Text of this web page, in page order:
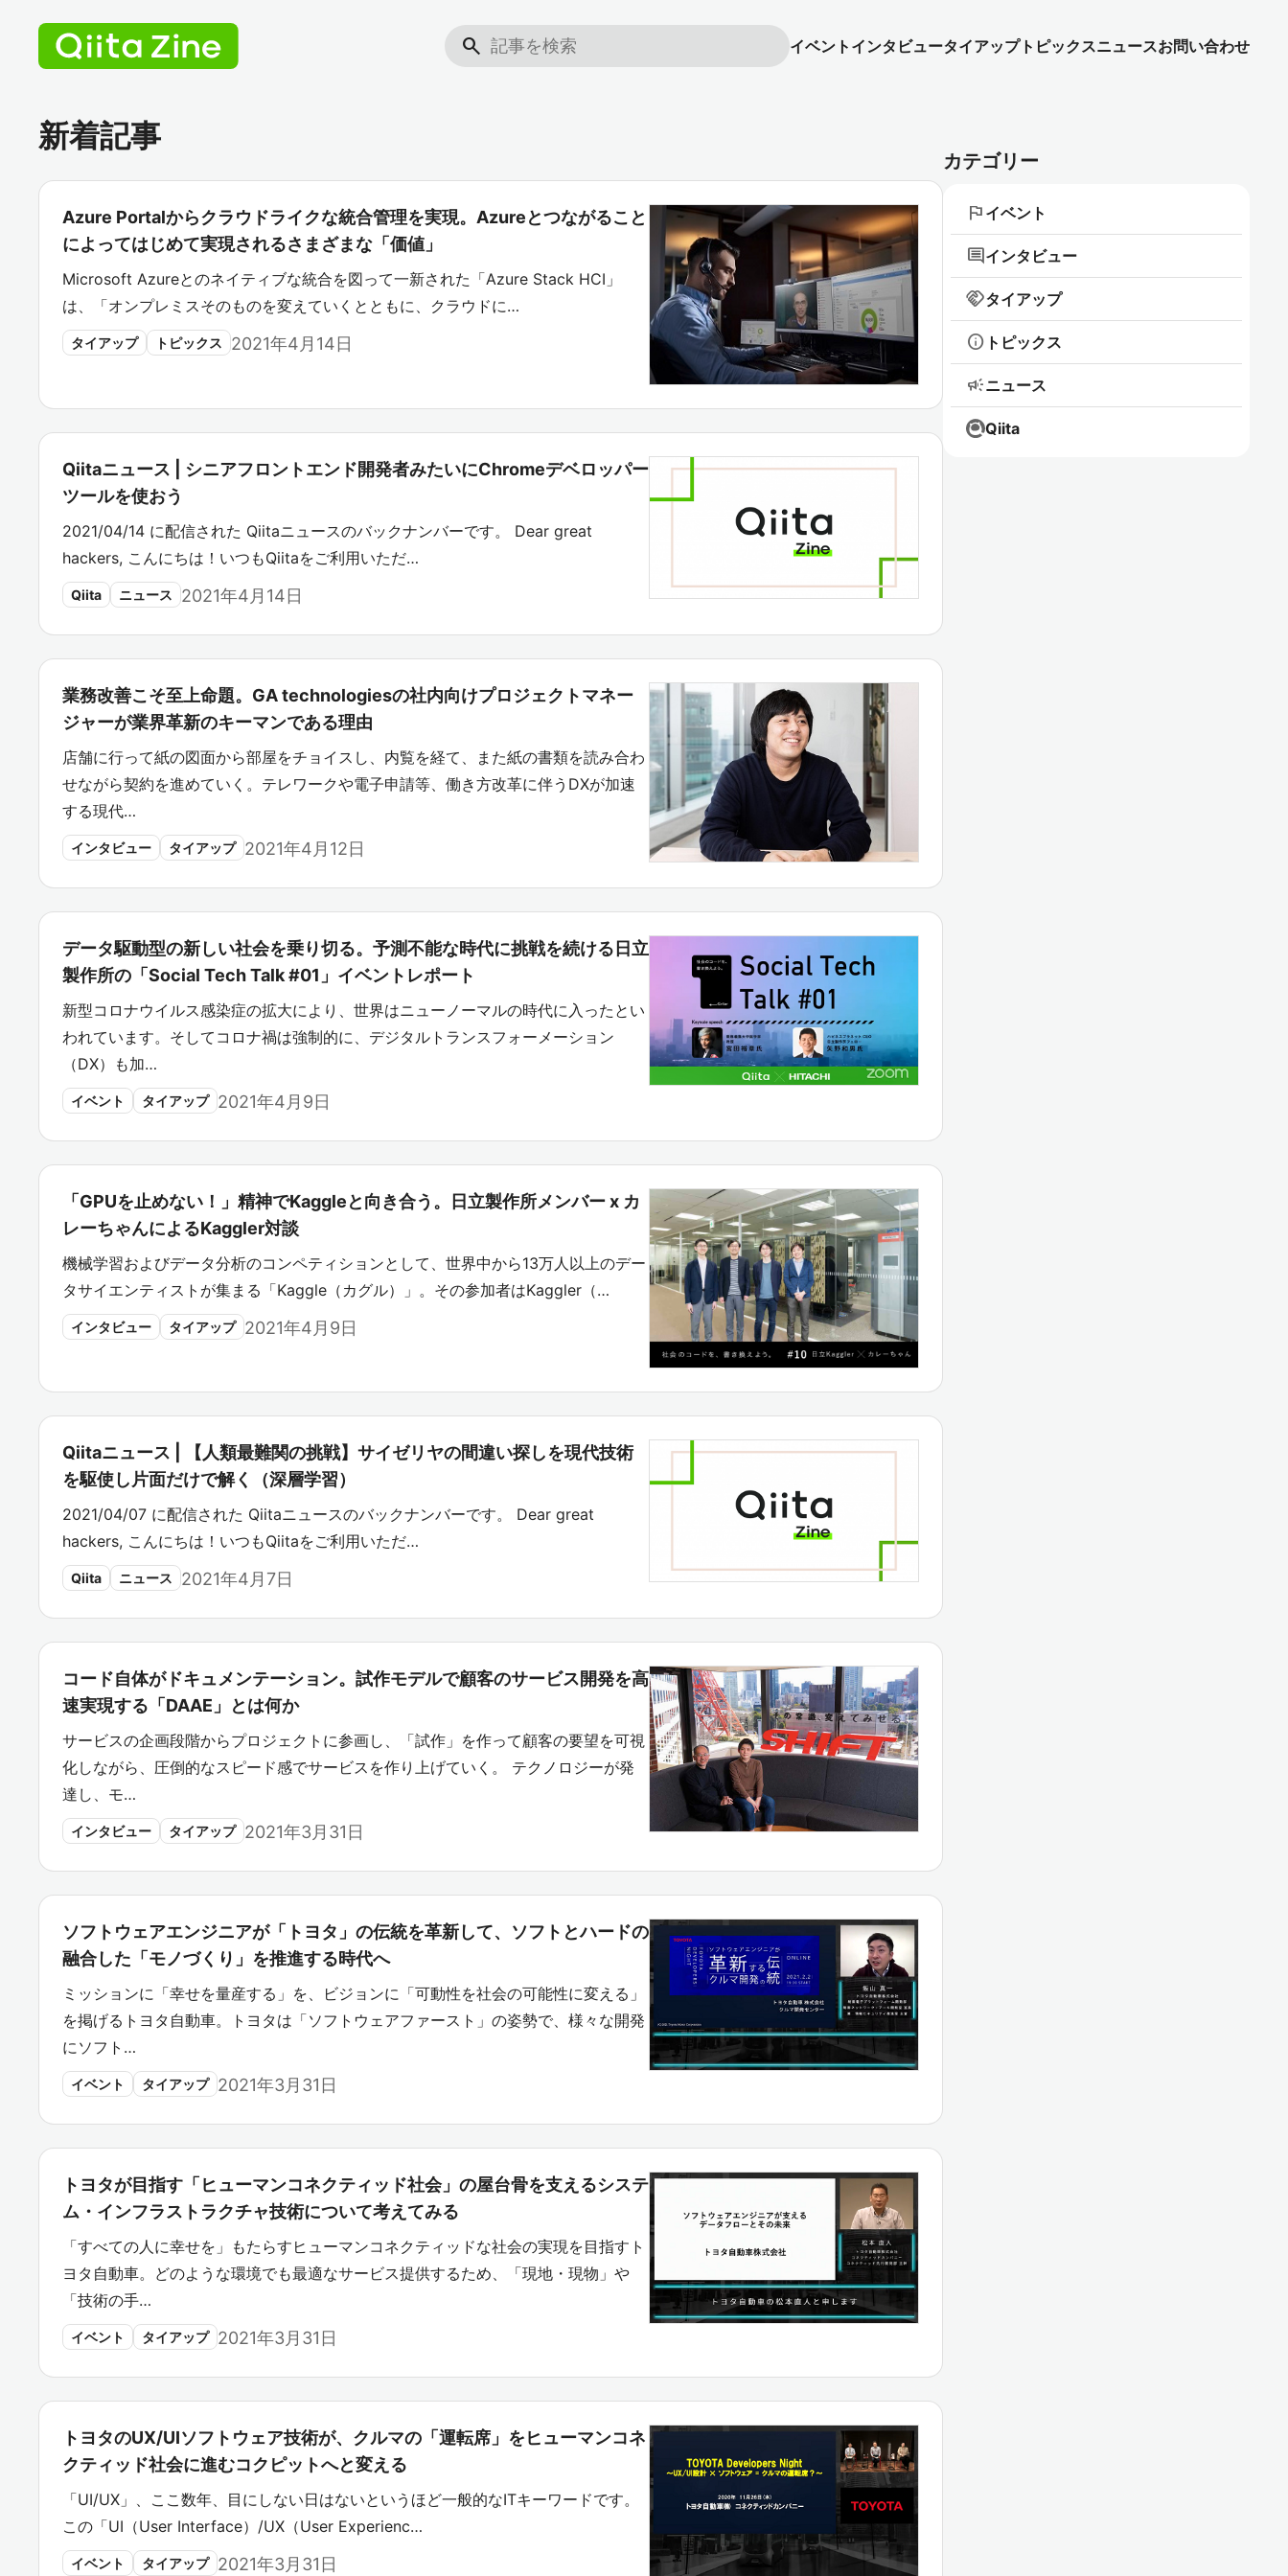
search イベント インタビュータイアップトピックスニュースお問い合わせ
新着記事
Azure Portalからクラウドライクな統合管理を実現。Azureとつながること
によってはじめて実現されるさまざまな「価値」
Microsoft Azureとのネイティブな統合を図って一新された「Azure Stack HCI」
は、「オンプレミスそのものを変えていくとともに、クラウドに…
タイアップ トピックス 2021年4月14日
Qiitaニュース | シニアフロントエンド開発者みたいにChromeデベロッパー
ツールを使おう
2021/04/14 に配信された Qiitaニュースのバックナンバーです。 Dear great
hackers, こんにちは！いつもQiitaをご利用いただ…
Qiita ニュース 2021年4月14日
業務改善こそ至上命題。GA technologiesの社内向けプロジェクトマネー
ジャーが業界革新のキーマンである理由
店舗に行って紙の図面から部屋をチョイスし、内覧を経て、また紙の書類を読み合わ
せながら契約を進めていく。テレワークや電子申請等、働き方改革に伴うDXが加速
する現代…
インタビュー タイアップ 2021年4月12日
データ駆動型の新しい社会を乗り切る。予測不能な時代に挑戦を続ける日立
製作所の「Social Tech Talk #01」イベントレポート
新型コロナウイルス感染症の拡大により、世界はニューノーマルの時代に入ったとい
われています。そしてコロナ禍は強制的に、デジタルトランスフォーメーション
（DX）も加…
イベント タイアップ 2021年4月9日
「GPUを止めない！」精神でKaggleと向き合う。日立製作所メンバー x カ
レーちゃんによるKaggler対談
機械学習およびデータ分析のコンペティションとして、世界中から13万人以上のデー
タサイエンティストが集まる「Kaggle（カグル）」。その参加者はKaggler（…
インタビュー タイアップ 2021年4月9日
Qiitaニュース | 【人類最難関の挑戦】サイゼリヤの間違い探しを現代技術
を駆使し片面だけで解く（深層学習）
2021/04/07 に配信された Qiitaニュースのバックナンバーです。 Dear great
hackers, こんにちは！いつもQiitaをご利用いただ…
Qiita ニュース 2021年4月7日
コード自体がドキュメンテーション。試作モデルで顧客のサービス開発を高
速実現する「DAAE」とは何か
サービスの企画段階からプロジェクトに参画し、「試作」を作って顧客の要望を可視
化しながら、圧倒的なスピード感でサービスを作り上げていく。 テクノロジーが発
達し、モ…
インタビュー タイアップ 2021年3月31日
ソフトウェアエンジニアが「トヨタ」の伝統を革新して、ソフトとハードの
融合した「モノづくり」を推進する時代へ
ミッションに「幸せを量産する」を、ビジョンに「可動性を社会の可能性に変える」
を掲げるトヨタ自動車。トヨタは「ソフトウェアファースト」の姿勢で、様々な開発
にソフト…
イベント タイアップ 2021年3月31日
トヨタが目指す「ヒューマンコネクティッド社会」の屋台骨を支えるシステ
ム・インフラストラクチャ技術について考えてみる
「すべての人に幸せを」もたらすヒューマンコネクティッドな社会の実現を目指すト
ヨタ自動車。どのような環境でも最適なサービス提供するため、「現地・現物」や
「技術の手…
イベント タイアップ 2021年3月31日
トヨタのUX/UIソフトウェア技術が、クルマの「運転席」をヒューマンコネ
クティッド社会に進むコクピットへと変える
「UI/UX」、ここ数年、目にしない日はないというほど一般的なITキーワードです。
この「UI（User Interface）/UX（User Experienc…
イベント タイアップ 2021年3月31日
カテゴリー
flag イベント
commentインタビュー
handshakeタイアップ
info トピックス
campaignニュース
Qiita